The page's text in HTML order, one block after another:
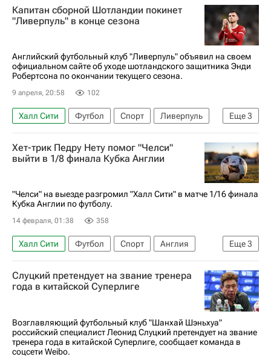
АПЛ 2026-2027 (Чемпионат Англии по футболу)
Капитан сборной Шотландии покинет
"Ливерпуль" в конце сезона
Английский футбольный клуб "Ливерпуль" объявил на своем
официальном сайте об уходе шотландского защитника Энди
Робертсона по окончании текущего сезона.
9 апреля, 20:58 102
Еще3
Халл Сити Футбол Спорт
Ливерпуль
АПЛ 2026-2027 (Чемпионат Англии по футболу)
Лига чемпионов УЕФА 2026-2027
Хет-трик Педру Нету помог "Челси"
выйти в 1/8 финала Кубка Англии
"Челси" на выезде разгромил "Халл Сити" в матче 1/16 финала
Кубка Англии по футболу.
14 февраля, 01:38 358
Еще3
Халл Сити Футбол Спорт
Англия
Педру Нету
Челси Чемпионшип 2025-2026
Слуцкий претендует на звание тренера
года в китайской Суперлиге
Возглавляющий футбольный клуб "Шанхай Шэньхуа"
российский специалист Леонид Слуцкий претендует на звание
тренера года в китайской Суперлиге, сообщает команда в
соцсети Weibo.